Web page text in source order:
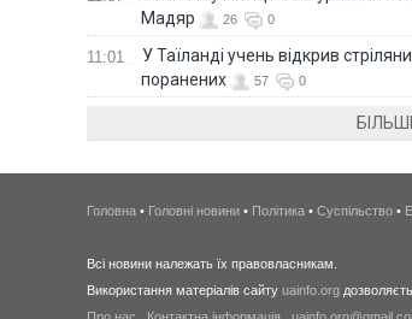
Мадяр
26 0
11:01
У Таїланді учень відкрив
поранених
57 0
Головна • Головні новини • Політика • Суспільство •
Всі новини належать їх правовласникам.
Використання матеріалів сайту uainfo.org